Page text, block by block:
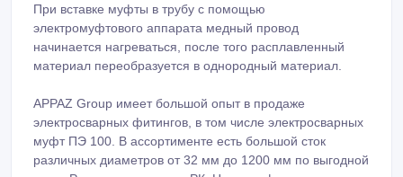
При вставке муфты в трубу с помощью
электромуфтового аппарата медный провод
начинается нагреваться, после того расплавленный
материал переобразуется в однородный материал.
APPAZ Group имеет большой опыт в продаже
электросварных фитингов, в том числе электросварных
муфт ПЭ 100. В ассортименте есть большой сток
различных диаметров от 32 мм до 1200 мм по выгодной